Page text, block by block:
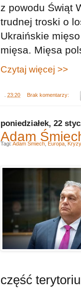
z powodu Świąt
trudnej troski o
Ukraińskie
mięsa. Mięsa
Czytaj więcej >>
. 23:20 Brak komentarzy:
poniedziałek, 22
Adam
część
Tagi: Adam Śmiech Europa